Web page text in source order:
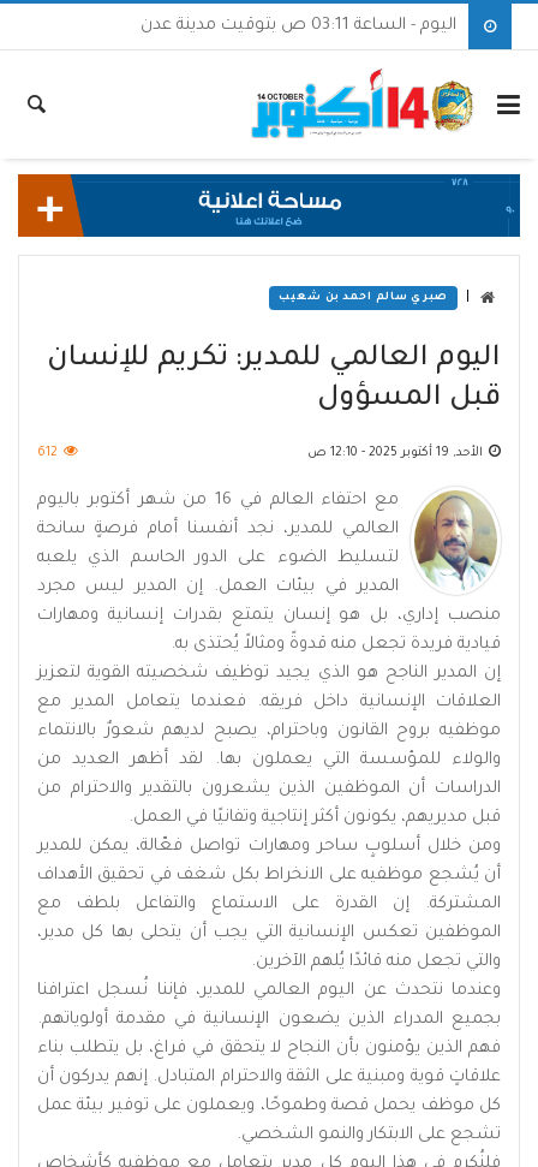
اليوم - الساعة 03:11 ص بتوقيت مدينة عدن
صبري سالم احمد بن شعيب
اليوم العالمي للمدير: تكريم للإنسان
قبل المسؤول
الأحد, 19 أكتوبر 2025 - 12:10 ص 612
مع احتفاء العالم في 16 من شهر أكتوبر باليوم
العالمي للمدير، نجد أنفسنا أمام فرصةٍ سانحة
لتسليط الضوء على الدور الحاسم الذي يلعبه
المدير في بيئات العمل. إن المدير ليس مجرد
منصب إداري، بل هو إنسان يتمتع بقدرات إنسانية ومهارات
قيادية فريدة تجعل منه قدوةً ومثالاً يُحتذى به.
إن المدير الناجح هو الذي يجيد توظيف شخصيته القوية لتعزيز
العلاقات الإنسانية داخل فريقه. فعندما يتعامل المدير مع
موظفيه بروح القانون وباحترام، يصبح لديهم شعورٌ بالانتماء
والولاء للمؤسسة التي يعملون بها. لقد أظهر العديد من
الدراسات أن الموظفين الذين يشعرون بالتقدير والاحترام من
قبل مديريهم، يكونون أكثر إنتاجية وتفانيًا في العمل.
ومن خلال أسلوبٍ ساحر ومهارات تواصل فعّالة، يمكن للمدير
أن يُشجع موظفيه على الانخراط بكل شغف في تحقيق الأهداف
المشتركة. إن القدرة على الاستماع والتفاعل بلطف مع
الموظفين تعكس الإنسانية التي يجب أن يتحلى بها كل مدير،
والتي تجعل منه قائدًا يُلهم الآخرين.
وعندما نتحدث عن اليوم العالمي للمدير، فإننا نُسجل اعترافنا
بجميع المدراء الذين يضعون الإنسانية في مقدمة أولوياتهم.
فهم الذين يؤمنون بأن النجاح لا يتحقق في فراغ، بل يتطلب بناء
علاقاتٍ قوية ومبنية على الثقة والاحترام المتبادل. إنهم يدركون أن
كل موظف يحمل قصة وطموحًا، ويعملون على توفير بيئة عمل
تشجع على الابتكار والنمو الشخصي.